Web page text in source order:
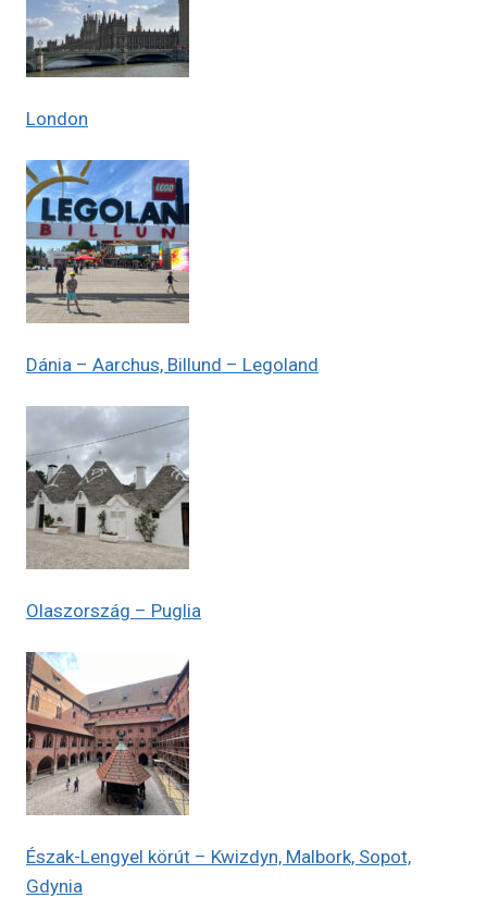
London
Dánia – Aarchus, Billund – Legoland
Olaszország – Puglia
Észak-Lengyel körút – Kwizdyn, Malbork, Sopot,
Gdynia